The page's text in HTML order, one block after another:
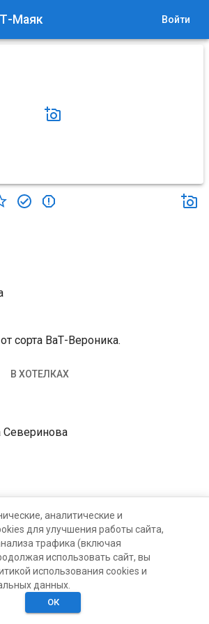
Маяк Войти
сорта ВаТ-Вероника.
В ХОТЕЛКАХ
Хотелки
аналитические и
для улучшения работы сайта,
трафика (включая
использовать сайт, вы
использования cookies и
данных.
ОК